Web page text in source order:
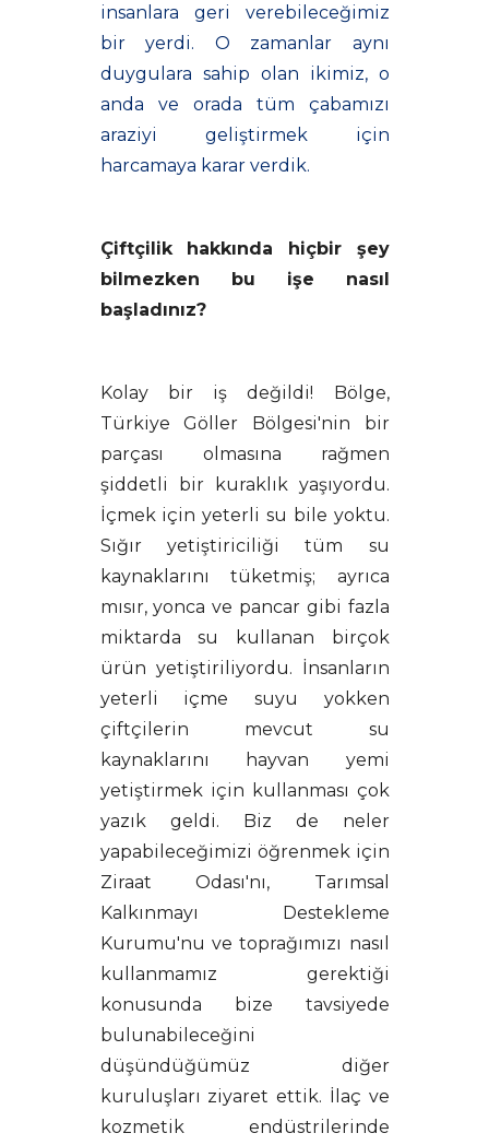
insanlara geri verebileceğimiz
bir yerdi. O zamanlar aynı
duygulara sahip olan ikimiz, o
anda ve orada tüm çabamızı
araziyi geliştirmek için
harcamaya karar verdik.
Çiftçilik hakkında hiçbir şey
bilmezken bu işe nasıl
başladınız?
Kolay bir iş değildi! Bölge,
Türkiye Göller Bölgesi'nin bir
parçası olmasına rağmen
şiddetli bir kuraklık yaşıyordu.
İçmek için yeterli su bile yoktu.
Sığır yetiştiriciliği tüm su
kaynaklarını tüketmiş; ayrıca
mısır, yonca ve pancar gibi fazla
miktarda su kullanan birçok
ürün yetiştiriliyordu. İnsanların
yeterli içme suyu yokken
çiftçilerin mevcut su
kaynaklarını hayvan yemi
yetiştirmek için kullanması çok
yazık geldi. Biz de neler
yapabileceğimizi öğrenmek için
Ziraat Odası'nı, Tarımsal
Kalkınmayı Destekleme
Kurumu'nu ve toprağımızı nasıl
kullanmamız gerektiği
konusunda bize tavsiyede
bulunabileceğini
düşündüğümüz diğer
kuruluşları ziyaret ettik. İlaç ve
kozmetik endüstrilerinde